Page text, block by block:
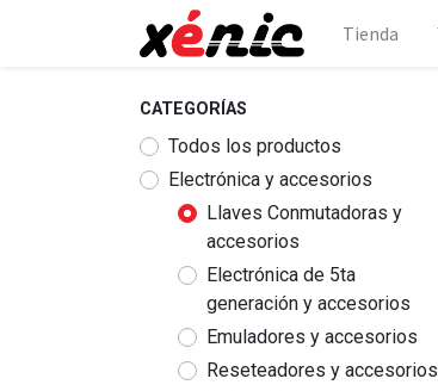
Tienda
CATEGORÍAS
Todos los productos
​​​​​​​​​​​Electrónica y accesorios
Llaves Conmutadoras y
accesorios
Electrónica de 5ta
generación y accesorios
Emuladores y accesorios
Reseteadores y accesorios